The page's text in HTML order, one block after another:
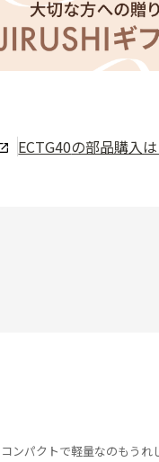
ECTG40の部品購入
パクトで軽量なのもうれ